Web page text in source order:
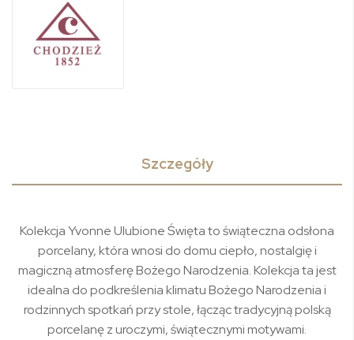
Szczegóły
Kolekcja Yvonne Ulubione Święta to świąteczna odsłona
porcelany, która wnosi do domu ciepło, nostalgię i
magiczną atmosferę Bożego Narodzenia. Kolekcja ta jest
idealna do podkreślenia klimatu Bożego Narodzenia i
rodzinnych spotkań przy stole, łącząc tradycyjną polską
porcelanę z uroczymi, świątecznymi motywami.